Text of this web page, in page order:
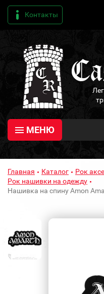
Контакты
МЕНЮ
Главная Каталог
Рок
Рок нашивки на одежду
Нашивка на спину Amon